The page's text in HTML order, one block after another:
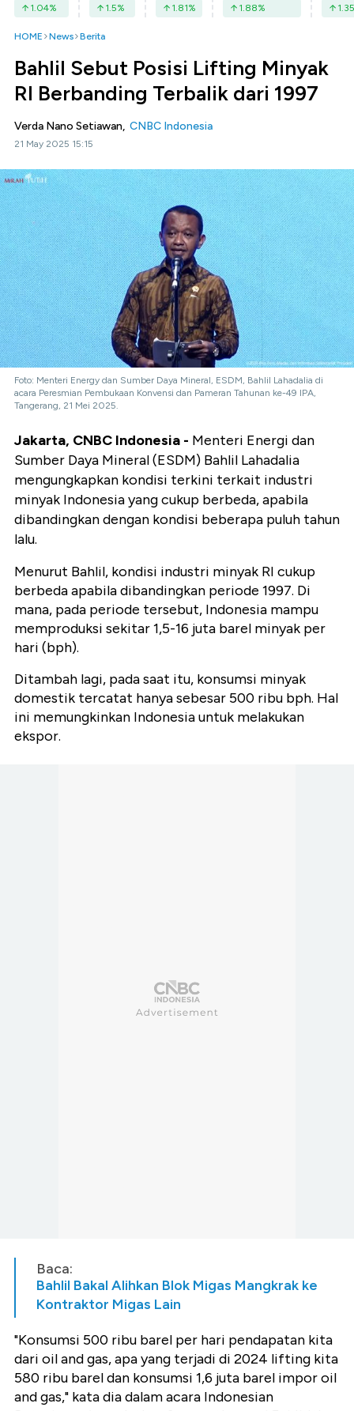
1.04% 1.5% 1.81% 1.88% 1.35
HOME News Berita
Bahlil Sebut Posisi Lifting Minyak
RI Berbanding Terbalik dari 1997
Verda Nano Setiawan, CNBC Indonesia
21 May 2025 15:15
Foto: Menteri Energy dan Sumber Daya Mineral, ESDM, Bahlil Lahadalia di
acara Peresmian Pembukaan Konvensi dan Pameran Tahunan ke-49 IPA,
Tangerang, 21 Mei 2025.
Jakarta, CNBC Indonesia - Menteri Energi dan
Sumber Daya Mineral (ESDM) Bahlil Lahadalia
mengungkapkan kondisi terkini terkait industri
minyak Indonesia yang cukup berbeda, apabila
dibandingkan dengan kondisi beberapa puluh tahun
lalu.
Menurut Bahlil, kondisi industri minyak RI cukup
berbeda apabila dibandingkan periode 1997. Di
mana, pada periode tersebut, Indonesia mampu
memproduksi sekitar 1,5-16 juta barel minyak per
hari (bph).
Ditambah lagi, pada saat itu, konsumsi minyak
domestik tercatat hanya sebesar 500 ribu bph. Hal
ini memungkinkan Indonesia untuk melakukan
ekspor.
Baca:
Bahlil Bakal Alihkan Blok Migas Mangkrak ke
Kontraktor Migas Lain
"Konsumsi 500 ribu barel per hari pendapatan kita
dari oil and gas, apa yang terjadi di 2024 lifting kita
580 ribu barel dan konsumsi 1,6 juta barel impor oil
and gas," kata dia dalam acara Indonesian